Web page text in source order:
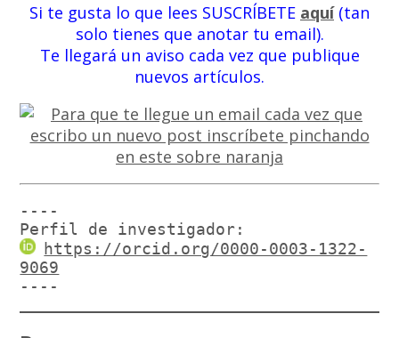
Si te gusta lo que lees SUSCRÍBETE aquí(tan
solo tienes que anotar tu email).
Te llegará un aviso cada vez que publique
nuevos artículos.
----
Perfil de investigador:
https://orcid.org/0000-0003-1322-
9069
----